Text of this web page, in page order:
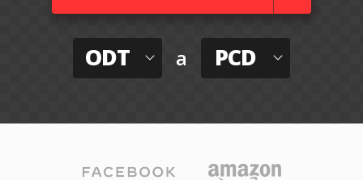
ODT a PCD